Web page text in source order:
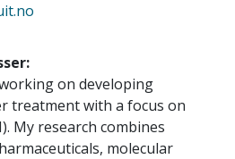
on developing
treatment with a focus on
My research combines
molecular